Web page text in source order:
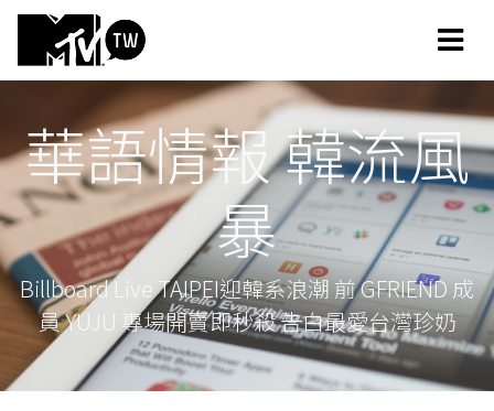
華語情報 韓流風
暴
Billboard Live TAIPEI迎韓系浪潮 前 GFRIEND 成
員 YUJU 專場開賣即秒殺 告白最愛台灣珍奶